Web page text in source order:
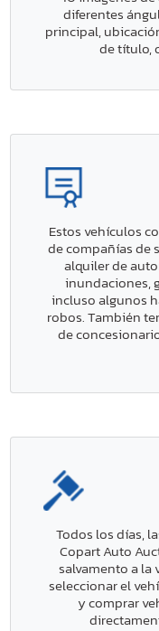
diferentes
principal,
de título,
Estos vehículos
de compañías de
alquiler de
inundaciones,
incluso algunos
robos. También
de
Todos los días,
Copart Auto
salvamento a la
seleccionar el
y comprar